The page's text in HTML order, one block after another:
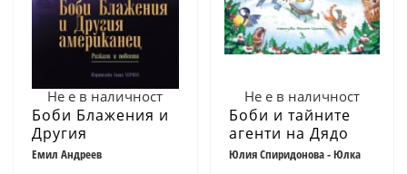
Не е в наличност
Боби Блажения и
Другия
американец
Емил Андреев
Не е в наличност
Боби и тайните
агенти на Дядо
Коледа
Юлия Спиридонова - Юлка